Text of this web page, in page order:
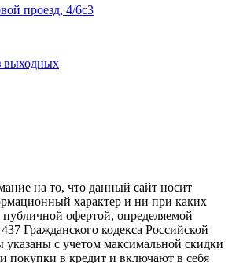
проезд, 4/6с3
выходных
на то, что данный сайт носит
характер и ни при каких
публичной офертой, определяемой
Гражданского кодекса Российской
с учетом максимальной скидки
покупки в кредит и включают в себя